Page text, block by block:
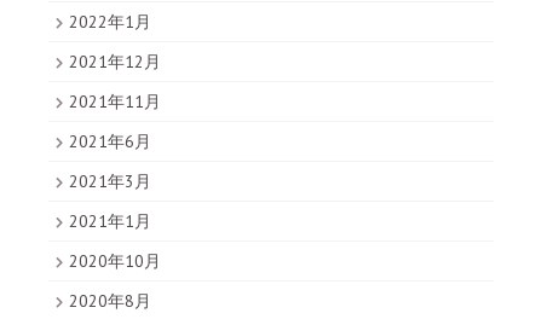
2022年1月
2021年12月
2021年11月
2021年6月
2021年3月
2021年1月
2020年10月
2020年8月